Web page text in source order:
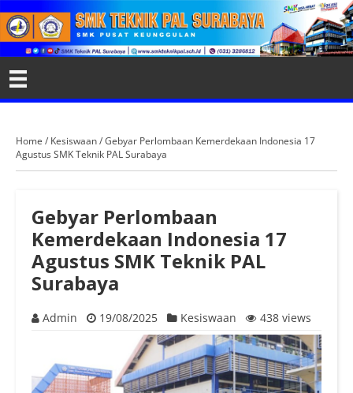
Home / Kesiswaan/Gebyar Perlombaan Kemerdekaan Indonesia 17
Agustus SMK Teknik PAL Surabaya
Gebyar Perlombaan
Kemerdekaan Indonesia 17
Agustus SMK Teknik PAL
Surabaya
Admin 19/08/2025 Kesiswaan 438 views